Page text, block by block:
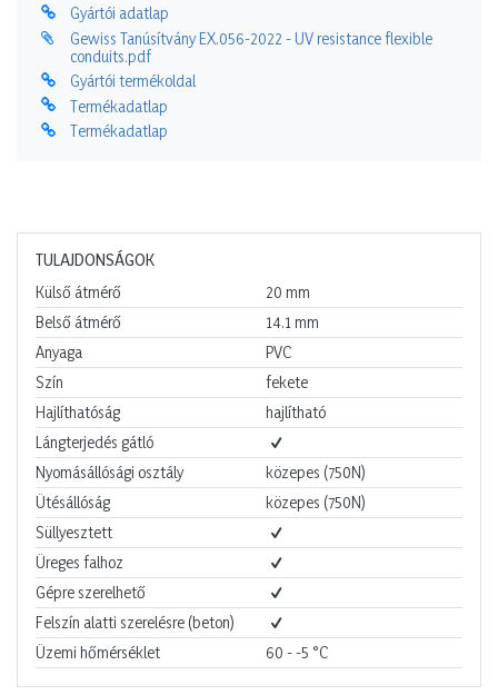
Gyártói adatlap
Gewiss Tanúsítvány EX.056-2022 - UV resistance flexible
conduits.pdf
Gyártói termékoldal
Termékadatlap
Termékadatlap
TULAJDONSÁGOK
Külső átmérő
20 mm
Belső átmérő
14.1 mm
Anyaga
PVC
Szín
fekete
Hajlíthatóság
hajlítható
Lángterjedés gátló
Nyomásállósági osztály
közepes (750N)
Ütésállóság
közepes (750N)
Süllyesztett
Üreges falhoz
Gépre szerelhető
Felszín alatti szerelésre (beton)
Üzemi hőmérséklet
60 - -5 °C